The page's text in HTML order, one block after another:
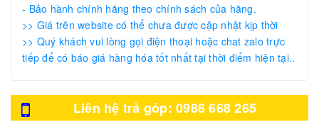
- Bảo hành chính hãng theo chính sách của hãng.
>> Giá trên website có thể chưa được cập nhật kịp thời
>> Quý khách vui lòng gọi điện thoại hoặc chat zalo trực
tiếp để có báo giá hàng hóa tốt nhất tại thời điểm hiện tại..
Liên hệ trả góp: 0986 668 265